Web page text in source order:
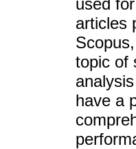
articles
topic of
have a